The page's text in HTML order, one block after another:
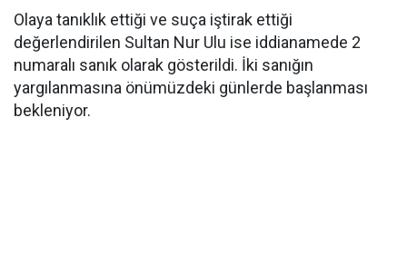
Olaya tanıklık ettiği ve suça iştirak ettiği
değerlendirilen Sultan Nur Ulu ise iddianamede 2
numaralı sanık olarak gösterildi. İki sanığın
yargılanmasına önümüzdeki günlerde başlanması
bekleniyor.